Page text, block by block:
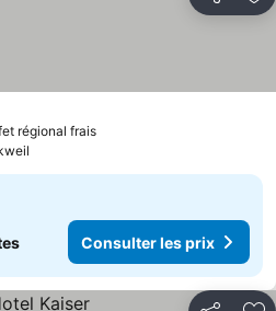
régional frais
Consulter les prix